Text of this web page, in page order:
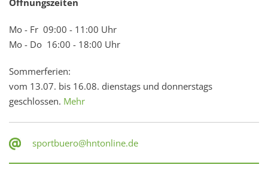
Öffnungszeiten
Mo - Fr 09:00 - 11:00 Uhr
Mo - Do 16:00 - 18:00 Uhr
Sommerferien:
vom 13.07. bis 16.08. dienstags und donnerstags
geschlossen. Mehr
sportbuero@hntonline.de